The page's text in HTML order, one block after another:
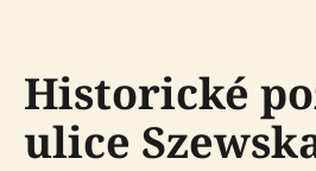
Historické
ulice